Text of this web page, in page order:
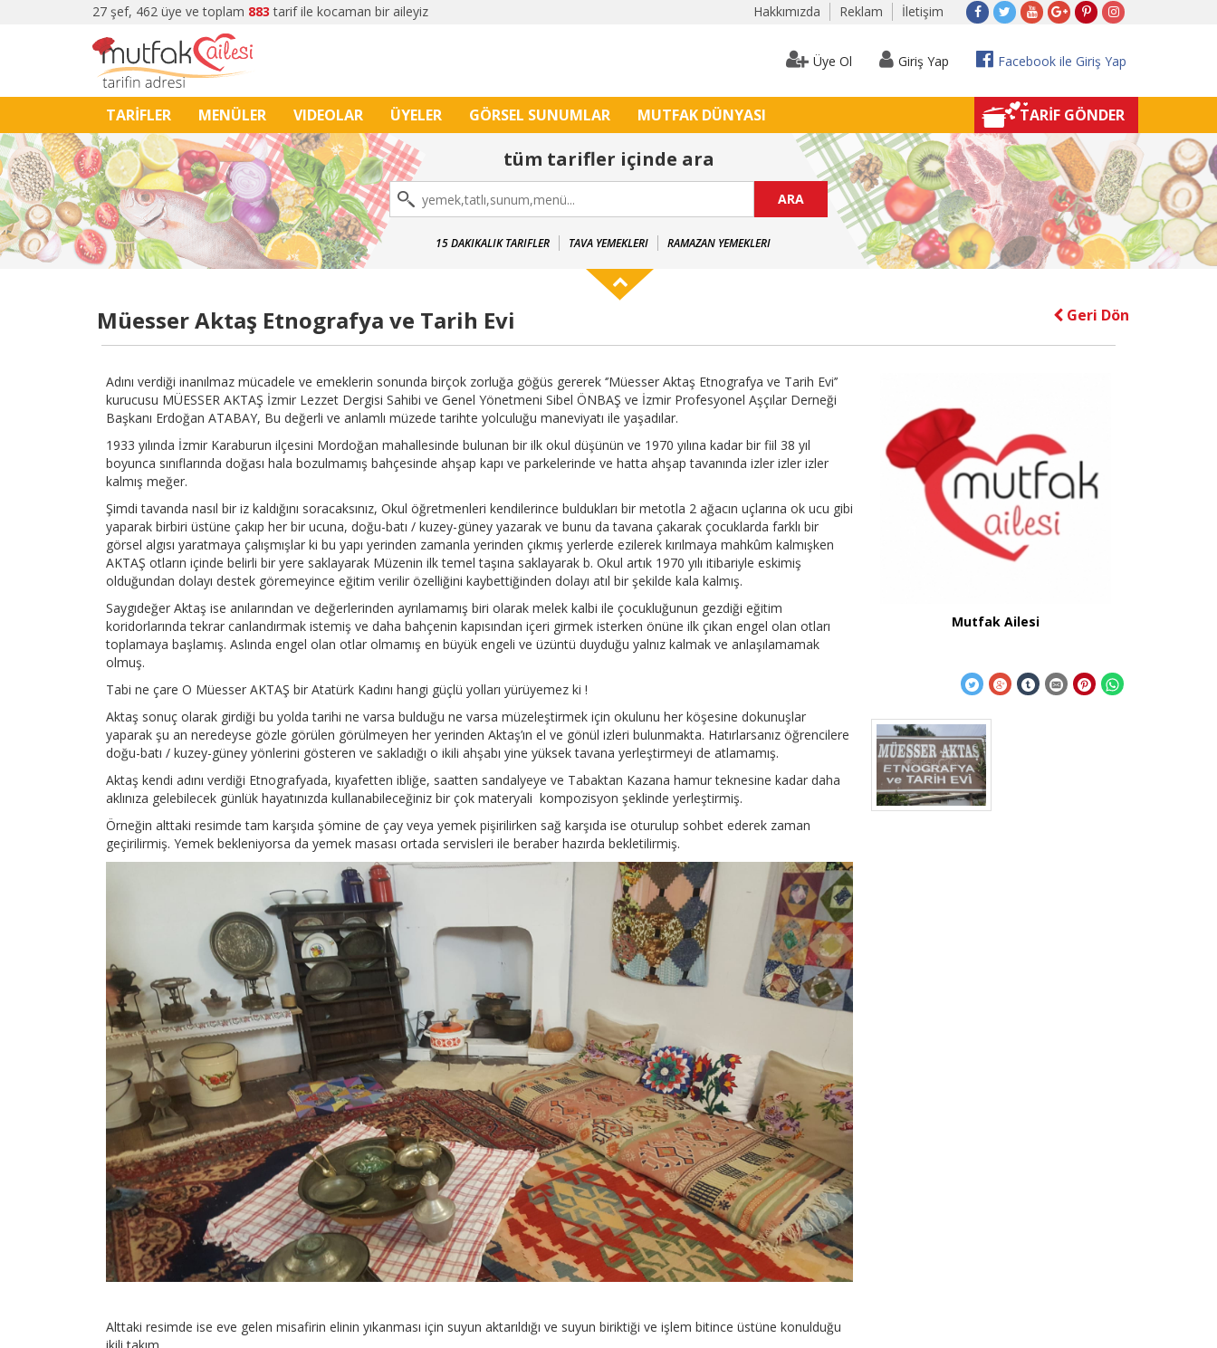
27 şef, 462 üye ve toplam 883 tarif ile kocaman bir aileyiz Hakkımızda Reklam İletişim
Üye Ol Giriş Yap Facebook ile Giriş Yap
TARİFLER MENÜLER VIDEOLAR ÜYELER GÖRSEL SUNUMLAR MUTFAK DÜNYASI TARİF GÖNDER
tüm tarifler içinde ara
ARA
15 DAKIKALIK TARIFLER TAVA YEMEKLERI RAMAZAN YEMEKLERI
Müesser Aktaş Etnografya ve Tarih Evi Geri Dön
Adını verdiği inanılmaz mücadele ve emeklerin sonunda birçok zorluğa göğüs gererek ‘’Müesser Aktaş Etnografya ve Tarih Evi’’
kurucusu MÜESSER AKTAŞ İzmir Lezzet Dergisi Sahibi ve Genel Yönetmeni Sibel ÖNBAŞ ve İzmir Profesyonel Aşçılar Derneği
Başkanı Erdoğan ATABAY, Bu değerli ve anlamlı müzede tarihte yolculuğu maneviyatı ile yaşadılar.
1933 yılında İzmir Karaburun ilçesini Mordoğan mahallesinde bulunan bir ilk okul düşünün ve 1970 yılına kadar bir fiil 38 yıl
boyunca sınıflarında doğası hala bozulmamış bahçesinde ahşap kapı ve parkelerinde ve hatta ahşap tavanında izler izler izler
kalmış meğer.
Şimdi tavanda nasıl bir iz kaldığını soracaksınız, Okul öğretmenleri kendilerince buldukları bir metotla 2 ağacın uçlarına ok ucu gibi
yaparak birbiri üstüne çakıp her bir ucuna, doğu-batı / kuzey-güney yazarak ve bunu da tavana çakarak çocuklarda farklı bir
görsel algısı yaratmaya çalışmışlar ki bu yapı yerinden zamanla yerinden çıkmış yerlerde ezilerek kırılmaya mahkûm kalmışken
AKTAŞ otların içinde belirli bir yere saklayarak Müzenin ilk temel taşına saklayarak b. Okul artık 1970 yılı itibariyle eskimiş
olduğundan dolayı destek göremeyince eğitim verilir özelliğini kaybettiğinden dolayı atıl bir şekilde kala kalmış.
Saygıdeğer Aktaş ise anılarından ve değerlerinden ayrılamamış biri olarak melek kalbi ile çocukluğunun gezdiği eğitim
koridorlarında tekrar canlandırmak istemiş ve daha bahçenin kapısından içeri girmek isterken önüne ilk çıkan engel olan otları
toplamaya başlamış. Aslında engel olan otlar olmamış en büyük engeli ve üzüntü duyduğu yalnız kalmak ve anlaşılamamak
olmuş.
Tabi ne çare O Müesser AKTAŞ bir Atatürk Kadını hangi güçlü yolları yürüyemez ki !
Aktaş sonuç olarak girdiği bu yolda tarihi ne varsa bulduğu ne varsa müzeleştirmek için okulunu her köşesine dokunuşlar
yaparak şu an neredeyse gözle görülen görülmeyen her yerinden Aktaş’ın el ve gönül izleri bulunmakta. Hatırlarsanız öğrencilere
doğu-batı / kuzey-güney yönlerini gösteren ve sakladığı o ikili ahşabı yine yüksek tavana yerleştirmeyi de atlamamış.
Aktaş kendi adını verdiği Etnografyada, kıyafetten ibliğe, saatten sandalyeye ve Tabaktan Kazana hamur teknesine kadar daha
aklınıza gelebilecek günlük hayatınızda kullanabileceğiniz bir çok materyali kompozisyon şeklinde yerleştirmiş.
Örneğin alttaki resimde tam karşıda şömine de çay veya yemek pişirilirken sağ karşıda ise oturulup sohbet ederek zaman
geçirilirmiş. Yemek bekleniyorsa da yemek masası ortada servisleri ile beraber hazırda bekletilirmiş.
Alttaki resimde ise eve gelen misafirin elinin yıkanması için suyun aktarıldığı ve suyun biriktiği ve işlem bitince üstüne konulduğu
Mutfak Ailesi